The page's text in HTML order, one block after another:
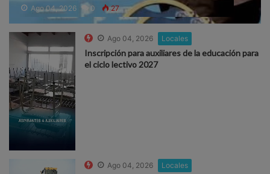
Ago 04, 2026 0 27
Ago 04, 2026 Locales
Inscripción para auxiliares de la educación para
el ciclo lectivo 2027
Ago 04, 2026 Locales